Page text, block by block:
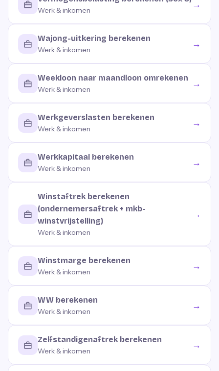
Werk & inkomen
→
Wajong-uitkering berekenen
Werk & inkomen
→
Weekloon naar maandloon omrekenen
Werk & inkomen
→
Werkgeverslasten berekenen
Werk & inkomen
→
Werkkapitaal berekenen
Werk & inkomen
→
Winstaftrek berekenen
(ondernemersaftrek + mkb-
winstvrijstelling)
Werk & inkomen
→
Winstmarge berekenen
Werk & inkomen
→
WW berekenen
Werk & inkomen
→
Zelfstandigenaftrek berekenen
Werk & inkomen
→